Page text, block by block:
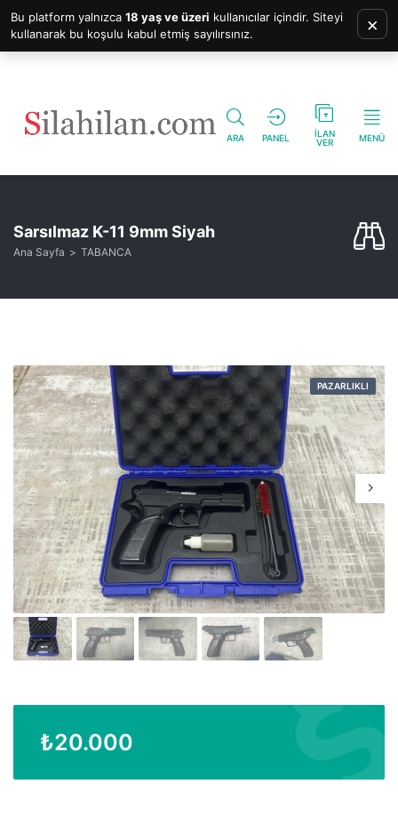
ARA PANEL
İLAN
VER
MENÜ
Sarsılmaz K-11 9mm Siyah
Ana Sayfa TABANCA
PAZARLIKLI
₺20.000
Bu platform yalnızca 18 yaş ve üzeri kullanıcılar içindir. Siteyi
kullanarak bu koşulu kabul etmiş sayılırsınız.
×